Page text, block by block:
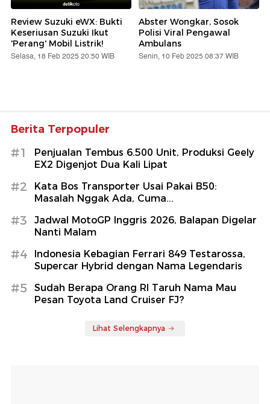
Review Suzuki eWX: Bukti
Keseriusan Suzuki Ikut
'Perang' Mobil Listrik!
Selasa, 18 Feb 2025 20:50 WIB
Abster Wongkar, Sosok
Polisi Viral Pengawal
Ambulans
Senin, 10 Feb 2025 08:37 WIB
Berita Terpopuler
#1
Penjualan Tembus 6.500 Unit, Produksi Geely
EX2 Digenjot Dua Kali Lipat
#2
Kata Bos Transporter Usai Pakai B50:
Masalah Nggak Ada, Cuma...
#3
Jadwal MotoGP Inggris 2026, Balapan Digelar
Nanti Malam
#4
Indonesia Kebagian Ferrari 849 Testarossa,
Supercar Hybrid dengan Nama Legendaris
#5
Sudah Berapa Orang RI Taruh Nama Mau
Pesan Toyota Land Cruiser FJ?
Lihat Selengkapnya